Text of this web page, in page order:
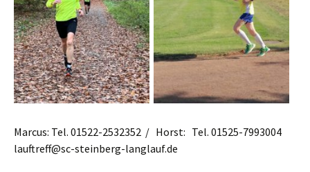
Marcus: Tel. 01522-2532352 / Horst: Tel. 01525-7993004
lauftreff@sc-steinberg-langlauf.de